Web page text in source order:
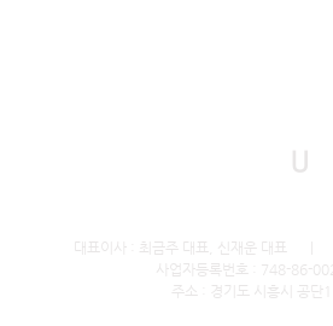
대표이사 : 최금주 대표, 신재운 대표
사업자등록번호 : 748-
주소 : 경기도 시흥시 공단